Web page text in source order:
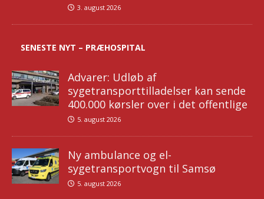
3. august 2026
SENESTE NYT – PRÆHOSPITAL
Advarer: Udløb af
sygetransporttilladelser kan sende
400.000 kørsler over i det offentlige
5. august 2026
Ny ambulance og el-
sygetransportvogn til Samsø
5. august 2026